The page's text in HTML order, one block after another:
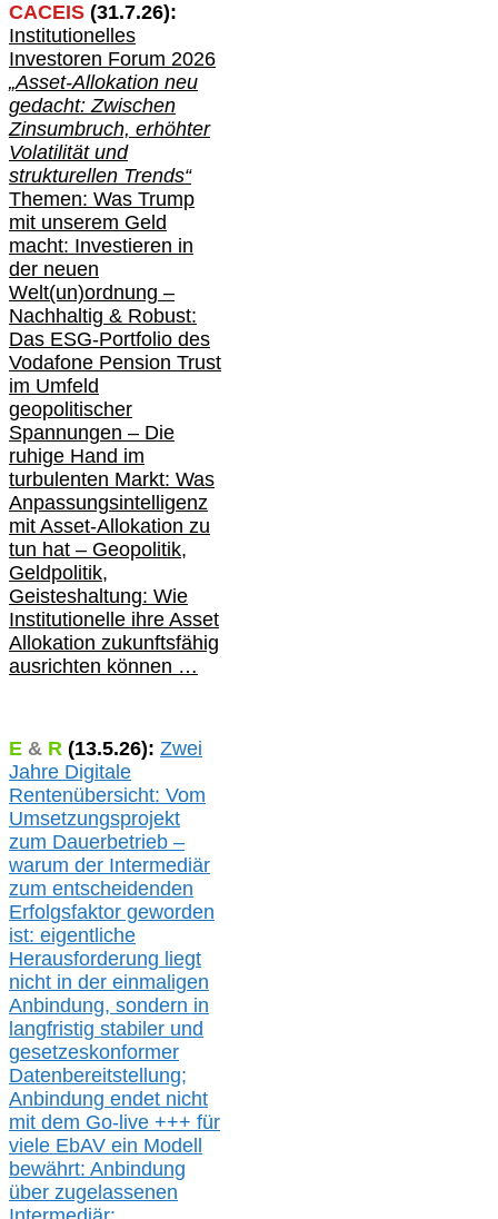
CACEIS (31.7.26):
Institutionelles
Investoren Forum 2026
„Asset-Allokation neu
gedacht: Zwischen
Zinsumbruch, erhöhter
Volatilität und
strukturellen Trends“
Themen: Was Trump
mit unserem Geld
macht: Investieren in
der neuen
Welt(un)ordnung –
Nachhaltig & Robust:
Das ESG-Portfolio des
Vodafone Pension Trust
im Umfeld
geopolitischer
Spannungen – Die
ruhige Hand im
turbulenten Markt: Was
Anpassungsintelligenz
mit Asset-Allokation zu
tun hat – Geopolitik,
Geldpolitik,
Geisteshaltung: Wie
Institutionelle ihre Asset
Allokation zukunftsfähig
ausrichten können …
E & R (13.5.26): Zwei
Jahre Digitale
Rentenübersicht: Vom
Umsetzungsprojekt
zum Dauerbetrieb –
warum der Intermediär
zum entscheidenden
Erfolgsfaktor geworden
ist: eigentliche
Herausforderung liegt
nicht in der einmaligen
Anbindung, sondern in
langfristig stabiler und
gesetzeskonformer
Datenbereitstellung;
Anbindung endet nicht
mit dem Go-live +++ für
viele EbAV ein Modell
bewährt: Anbindung
über zugelassenen